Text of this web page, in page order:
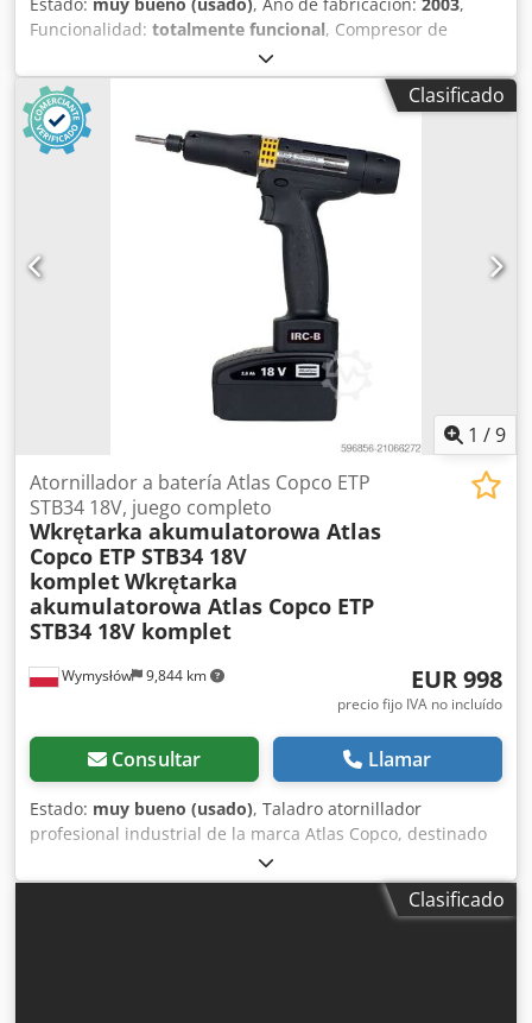
Estado: muy bueno (usado), Año de fabricación: 2003,
Funcionalidad: totalmente funcional, Compresor de
tornillo ATLAS COPCO GA18VSDFF, máquina con variador
de frecuencia y secador de aire, revisado. Datos técnicos:
Cedpfezmt Nvox Andsrf caudal: 3,24 m³/min; motor de 18,5
kW; presión máxima: 12,75 bar; año: 2003; horas de
funcionamiento: 11137 h!!! 16200 € (neto) 19926 € (bruto)
Compresor en perfecto estado de funcionamiento, listo
para usar, con garantía. Ofrecemos servicio técnico. A
continuación, el enlace al vídeo.
Clasificado
1 /9
Wymysłów 9,844 km
Atornillador a batería Atlas Copco ETP
STB34 18V, juego completo
Wkrętarka akumulatorowa Atlas
Copco ETP STB34 18V
kompletWkrętarka
akumulatorowa Atlas Copco ETP
STB34 18V komplet
EUR 998
precio fijo IVA no incluído
Consultar Llamar
Estado: muy bueno (usado), Taladro atornillador
profesional industrial de la marca Atlas Copco, destinado
para uso continuo en líneas de montaje y aplicaciones de
producción. Equipo de categoría industrial; no es un
producto de consumo masivo. Datos e información: •Clasificado